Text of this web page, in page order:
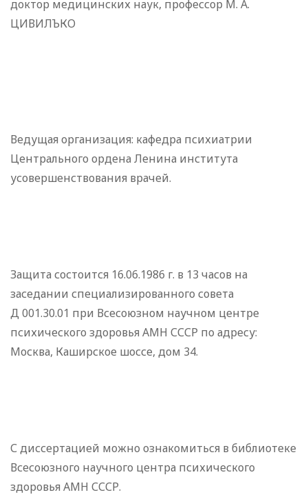
доктор медицинских наук, профессор М. А.
ЦИВИЛЪКО
Ведущая организация: кафедра психиатрии
Центрального ордена Ленина института
усовершенствования врачей.
Защита состоится 16.06.1986 г. в 13 часов на
заседании специализированного совета
Д 001.30.01 при Всесоюзном научном центре
психического здоровья АМН СССР по адресу:
Москва, Каширское шоссе, дом 34.
С диссертацией можно ознакомиться в библиотеке
Всесоюзного научного центра психического
здоровья АМН СССР.